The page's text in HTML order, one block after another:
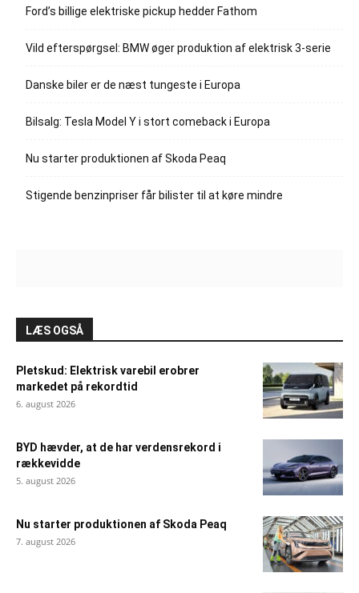
Ford’s billige elektriske pickup hedder Fathom
Vild efterspørgsel: BMW øger produktion af elektrisk 3-serie
Danske biler er de næst tungeste i Europa
Bilsalg: Tesla Model Y i stort comeback i Europa
Nu starter produktionen af Skoda Peaq
Stigende benzinpriser får bilister til at køre mindre
LÆS OGSÅ
Pletskud: Elektrisk varebil erobrer
markedet på rekordtid
6. august 2026
BYD hævder, at de har verdensrekord i
rækkevidde
5. august 2026
Nu starter produktionen af Skoda Peaq
7. august 2026